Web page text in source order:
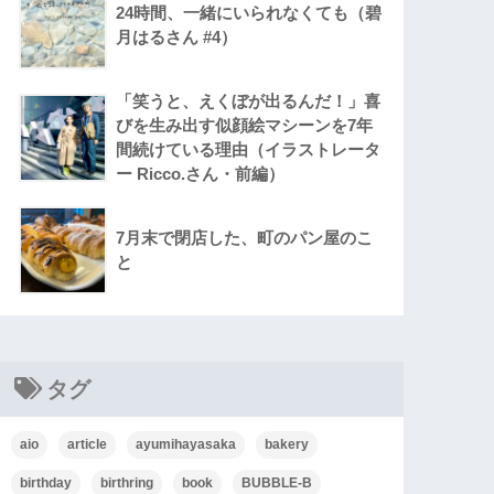
24時間、一緒にいられなくても（碧
月はるさん #4）
「笑うと、えくぼが出るんだ！」喜
びを生み出す似顔絵マシーンを7年
間続けている理由（イラストレータ
ー Ricco.さん・前編）
7月末で閉店した、町のパン屋のこ
と
タグ
aio article ayumihayasaka bakery
birthday birthring book BUBBLE-B